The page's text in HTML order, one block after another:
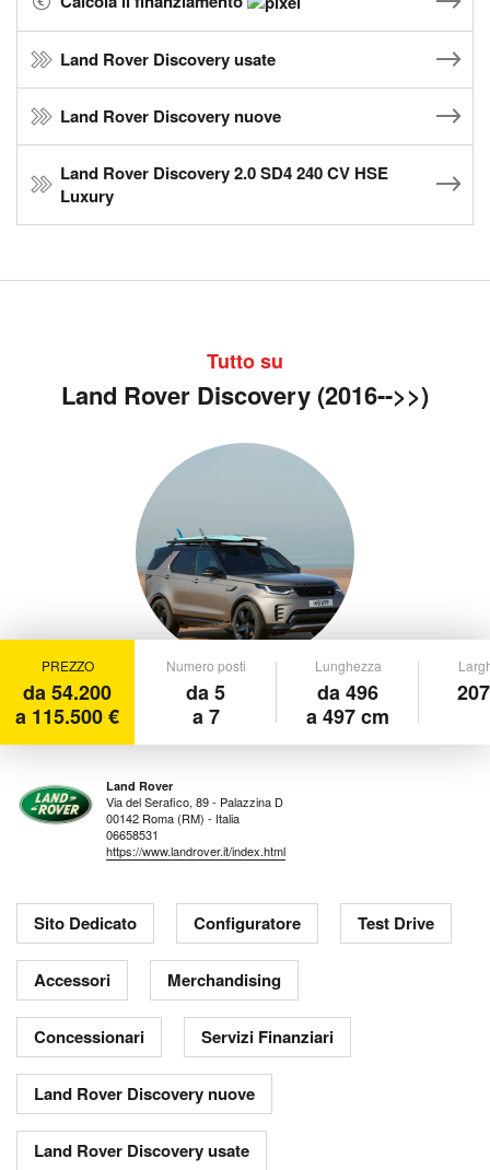
Land Rover Discovery usate
Land Rover Discovery nuove
Land Rover Discovery 2.0 SD4 240 CV HSE
Luxury
Tutto su
Land Rover Discovery (2016-->>)
PREZZO
da 54.200
a 115.500 €
Numero posti
da 5
a 7
Lunghezza
da 496
a 497 cm
Land Rover
Via del Serafico, 89 - Palazzina D
00142 Roma (RM) - Italia
06658531
https://www.landrover.it/index.html
Sito Dedicato Configuratore Test Drive
Accessori Merchandising
Concessionari Servizi Finanziari
Land Rover Discovery nuove
Land Rover Discovery usate